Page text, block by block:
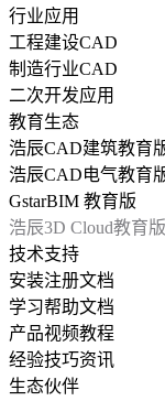
行业应用
工程建设CAD
制造行业CAD
二次开发应用
教育生态
浩辰CAD建筑教育
浩辰CAD电气教育
GstarBIM 教育版
浩辰3D Cloud教育版
技术支持
安装注册文档
学习帮助文档
产品视频教程
经验技巧资讯
生态伙伴